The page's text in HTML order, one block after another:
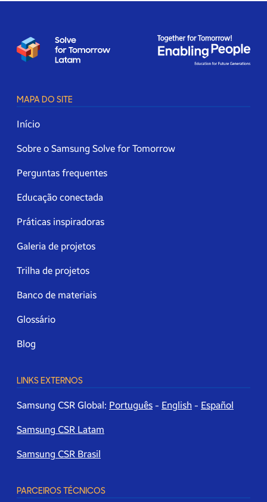
MAPA DO SITE
Início
Sobre o Samsung Solve for Tomorrow
Perguntas frequentes
Educação conectada
Práticas inspiradoras
Galeria de projetos
Trilha de projetos
Banco de materiais
Glossário
Blog
LINKS EXTERNOS
Samsung CSR Global: Português - English - Español
Samsung CSR Latam
Samsung CSR Brasil
PARCEIROS TÉCNICOS